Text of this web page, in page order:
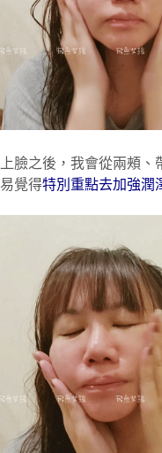
上臉之後，我會從兩頰
易覺得特別重點去加強潤